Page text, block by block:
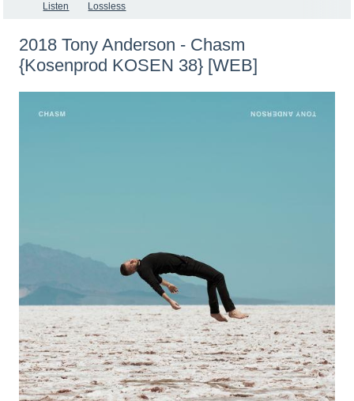
Listen Lossless
2018 Tony Anderson - Chasm
{Kosenprod KOSEN 38} [WEB]